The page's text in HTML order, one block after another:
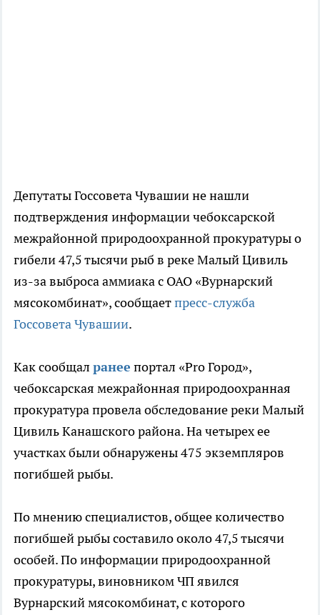
Депутаты Госсовета Чувашии не нашли
подтверждения информации чебоксарской
межрайонной природоохранной прокуратуры о
гибели 47,5 тысячи рыб в реке Малый Цивиль
из-за выброса аммиака с ОАО «Вурнарский
мясокомбинат», сообщаетпресс-служба
Госсовета Чувашии.
Как сообщал ранее портал «Pro Город»,
чебоксарская межрайонная природоохранная
прокуратура провела обследование реки Малый
Цивиль Канашского района. На четырех ее
участках были обнаружены 475 экземпляров
погибшей рыбы.
По мнению специалистов, общее количество
погибшей рыбы составило около 47,5 тысячи
особей. По информации природоохранной
прокуратуры, виновником ЧП явился
Вурнарский мясокомбинат, с которого